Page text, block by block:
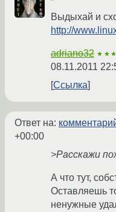
Выдыхай и
http://
adriano32 ★★★
08.11.2011
Ссылка
Ответ на:
+00:00
>Расскажи
А что тут,
Оставляешь
ненужные